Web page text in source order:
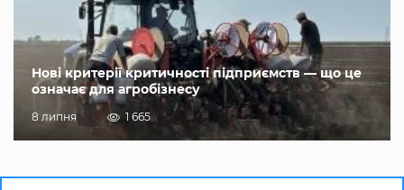
Нові критерії критичності підприємств — що це
означає для агробізнесу
8 липня 1 665